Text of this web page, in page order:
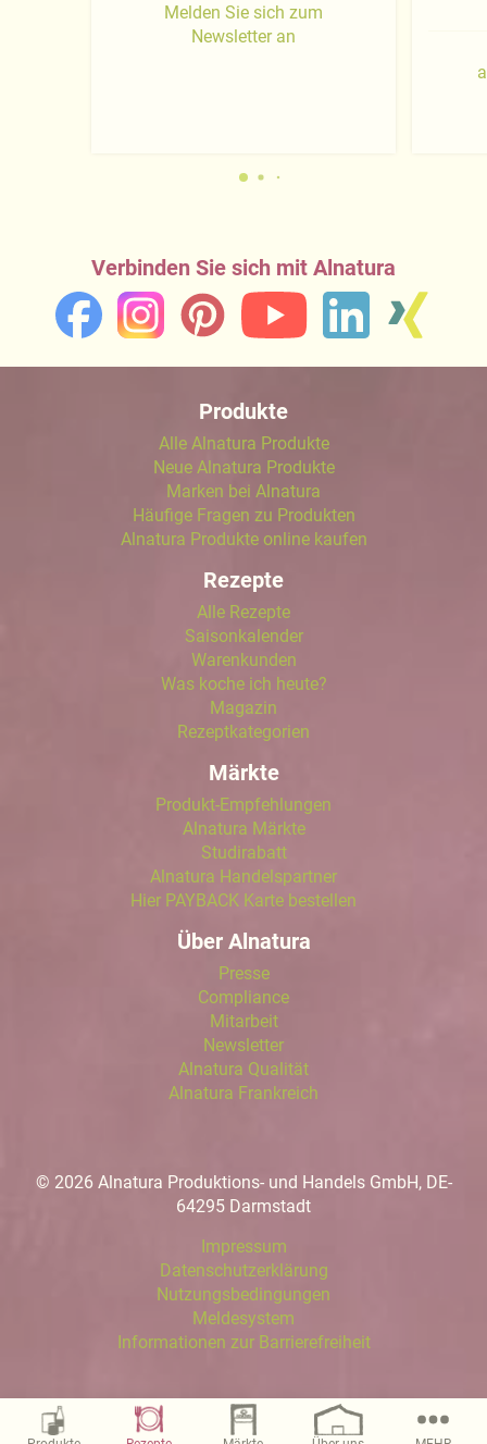
Melden Sie sich zum
Newsletter an
Verbinden Sie sich mit Alnatura
Produkte
Alle Alnatura Produkte
Neue Alnatura Produkte
Marken bei Alnatura
Häufige Fragen zu Produkten
Alnatura Produkte online kaufen
Rezepte
Alle Rezepte
Saisonkalender
Warenkunden
Was koche ich heute?
Magazin
Rezeptkategorien
Märkte
Produkt-Empfehlungen
Alnatura Märkte
Studirabatt
Alnatura Handelspartner
Hier PAYBACK Karte bestellen
Über Alnatura
Presse
Compliance
Mitarbeit
Newsletter
Alnatura Qualität
Alnatura Frankreich
© 2026 Alnatura Produktions- und Handels GmbH, DE-
64295 Darmstadt
Impressum
Datenschutzerklärung
Nutzungsbedingungen
Meldesystem
Informationen zur Barrierefreiheit